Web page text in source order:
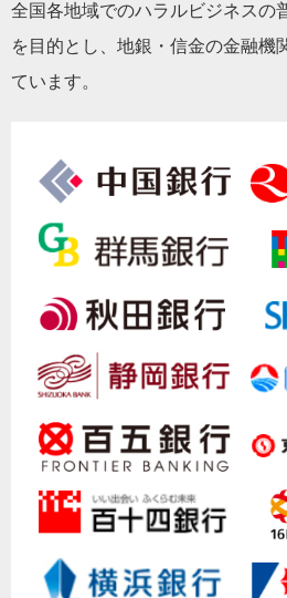
全国各地域でのハラルビジネスの
を目的とし、地銀・信金の金融機
ています。